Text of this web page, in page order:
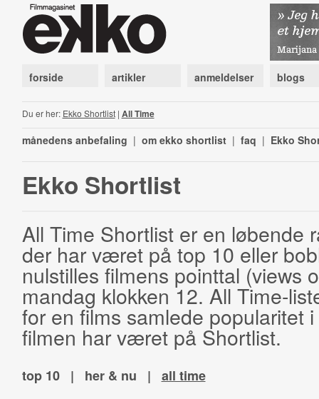
forside artikler anmeldelser blogs
Du er her: Ekko Shortlist| All Time
månedens anbefaling | om ekko shortlist | faq | Ekko
Ekko Shortlist
All Time Shortlist er en løbende
der har været på top 10 eller
nulstilles filmens pointtal (views
mandag klokken 12. All Time-
for en films samlede popularitet
filmen har været på Shortlist.
top 10 | her & nu | all time